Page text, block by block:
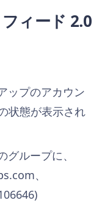
ィード 2.0
ップのアカウン
状態が表示され
ループに、
、